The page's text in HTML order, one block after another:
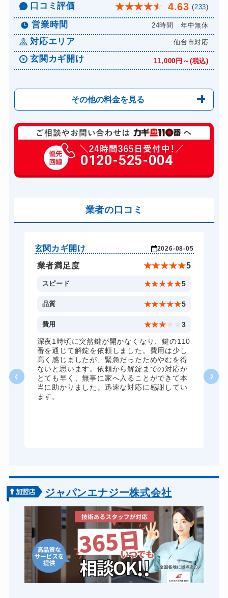
口コミ評価 ★★★★★ 4.63 (233)
営業時間 24時間 年中無休
対応エリア 仙台市対応
玄関カギ開け 11,000円～(税込)
その他の料金を見る
玄関カギ修理 6,600円～(税込)
玄関カギ交換 14,300円～(税込)
車カギ開け 13,200円～(税込)
ドアノブカギ開け 10,780円～(税込)
ドアノブカギ交換 11,000円～(税込)
0120-525-004
業者の口コミ
玄関カギ開け 2026-08-05
業者満足度 ★★★★★5
スピード ★★★★★5
品質 ★★★★★5
費用 ★★★ 3
深夜1時頃に突然鍵が開かなくなり、鍵の110
番を通じて解錠を依頼しました。費用は少し
高く感じましたが、緊急だったためやむを得
ないと思います。依頼から解錠までの対応が
とても早く、無事に家へ入ることができて本
当に助かりました。迅速な対応に感謝してい
ます。
ジャパンエナジー株式会社